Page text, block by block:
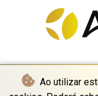
Ao utilizar